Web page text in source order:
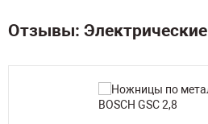
Отзывы: Электрические